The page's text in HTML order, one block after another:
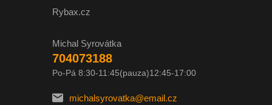
Rybax.cz
Michal Syrovátka
704073188
Po-Pá 8:30-11:45(pauza)12:45-17:00
michalsyrovatka@email.cz